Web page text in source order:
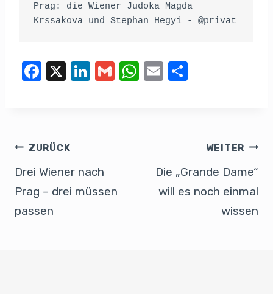
Prag: die Wiener Judoka Magda
Krssakova und Stephan Hegyi - @privat
F
b
o
o
k
X
Li
n
G
W E
ZURÜCK
Drei Wiener nach
Prag – drei müssen
passen
WEITER
Die „Grande Dame“
will es noch einmal
wissen